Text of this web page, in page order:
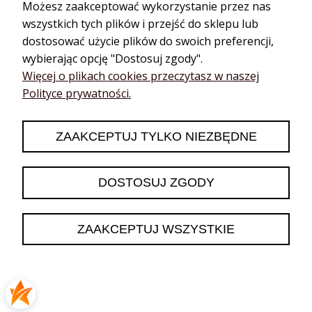
Rumianek
Wanilia
Wrotycz
Ylang ylang
Olejki
energetyzujące
Bergamotka
Grejpfrut
Mandarynka
Pomarańcza
Trawa cytrynowa
Bazylia
Cynamon
Olejki spożywcze
Olejki oilo
Olejki young living
Mieszanki olejków
Blendy do dyfuzora
Aroma zestawy
Na start
Boxy prezentowe
Dla kobiety
Świąteczne
Zestawy young living
Możesz zaakceptować wykorzystanie przez nas
wszystkich tych plików i przejść do sklepu lub
dostosować użycie plików do swoich preferencji,
wybierając opcję "Dostosuj zgody".
Więcej o plikach cookies przeczytasz w naszej
Polityce prywatności.
ZAAKCEPTUJ TYLKO NIEZBĘDNE
DOSTOSUJ ZGODY
ZAAKCEPTUJ WSZYSTKIE